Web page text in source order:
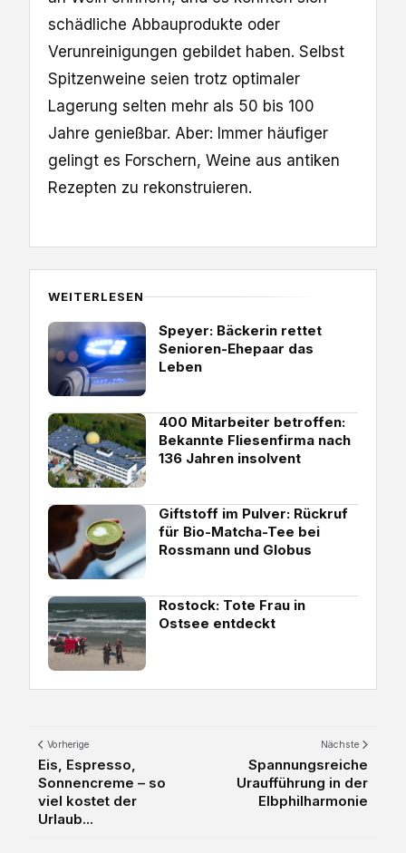
schädliche Abbauprodukte oder
Verunreinigungen gebildet haben. Selbst
Spitzenweine seien trotz optimaler
Lagerung selten mehr als 50 bis 100
Jahre genießbar. Aber: Immer häufiger
gelingt es Forschern, Weine aus antiken
Rezepten zu rekonstruieren.
WEITERLESEN
Speyer: Bäckerin rettet
Senioren-Ehepaar das
Leben
400 Mitarbeiter betroffen:
Bekannte Fliesenfirma nach
136 Jahren insolvent
Giftstoff im Pulver: Rückruf
für Bio-Matcha-Tee bei
Rossmann und Globus
Rostock: Tote Frau in
Ostsee entdeckt
Vorherige
Eis, Espresso,
Sonnencreme – so
viel kostet der
Urlaub...
Nächste
Spannungsreiche
Uraufführung in der
Elbphilharmonie